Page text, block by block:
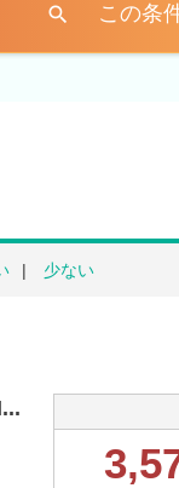
search この条
少ない